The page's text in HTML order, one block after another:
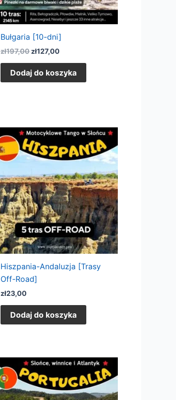
Bułgaria [10-dni]
zł197,00 zł127,00
Dodaj do koszyka
Hiszpania-Andaluzja [Trasy
Off-Road]
zł23,00
Dodaj do koszyka